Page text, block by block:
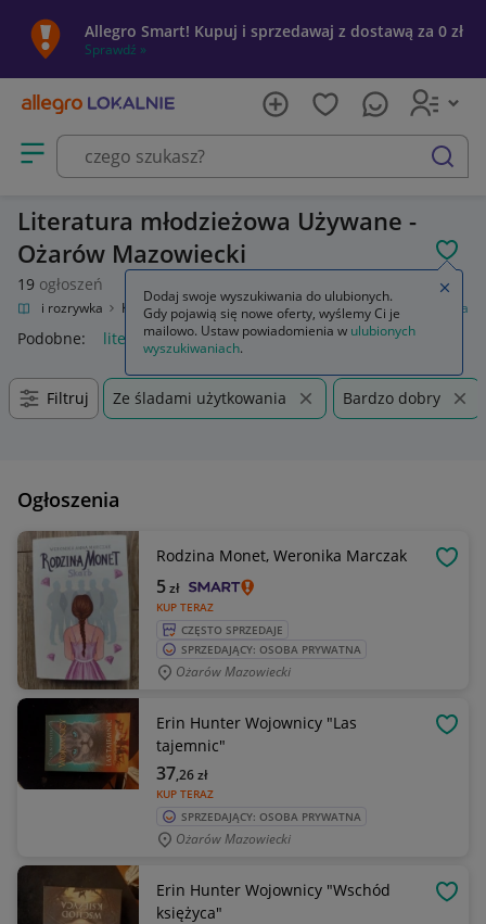
Allegro Smart! Kupuj i sprzedawaj z dostawą za 0 zł
Sprawdź »
Otwórz menu z kategoriami
szukaj
Literatura młodzieżowa Używane -
Ożarów Mazowiecki
19 ogłoszeń
i rozrywka Książki Książki dla młodzieży Literatura młodzieżowa
Podobne: literatura młodzieżowa
Filtruj Ze śladami użytkowania Bardzo dobry
Ogłoszenia
Rodzina Monet, Weronika Marczak
KUP TERAZ
5zł
CZĘSTO SPRZEDAJE
SPRZEDAJĄCY: OSOBA PRYWATNA
Ożarów Mazowiecki
Erin Hunter Wojownicy "Las
tajemnic"
KUP TERAZ
37,26zł
SPRZEDAJĄCY: OSOBA PRYWATNA
Ożarów Mazowiecki
Erin Hunter Wojownicy "Wschód
księżyca"
Dodaj swoje wyszukiwania do ulubionych.
Gdy pojawią się nowe oferty, wyślemy Ci je
mailowo. Ustaw powiadomienia w ulubionych
wyszukiwaniach.